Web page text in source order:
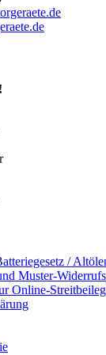
/
Muster-
Online-